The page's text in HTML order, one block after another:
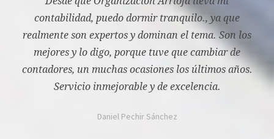
contabilidad, puedo dormir tranquilo., ya que
realmente son expertos y dominan el tema. Son los
mejores y lo digo, porque tuve que cambiar de
contadores, un muchas ocasiones los últimos años.
Servicio inmejorable y de excelencia.
Daniel Pechir Sánchez